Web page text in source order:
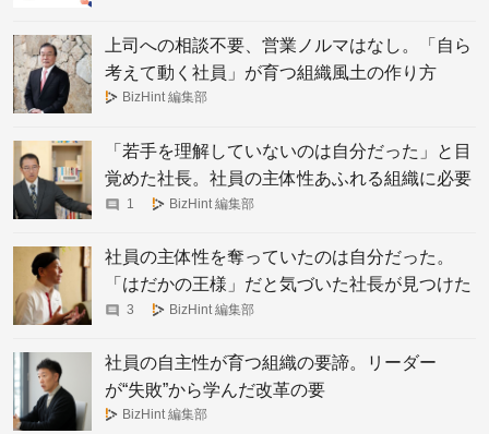
上司への相談不要、営業ノルマはなし。「自ら
考えて動く社員」が育つ組織風土の作り方
BizHint 編集部
「若手を理解していないのは自分だった」と目
覚めた社長。社員の主体性あふれる組織に必要
なリーダーの絶対条件
1 BizHint 編集部
社員の主体性を奪っていたのは自分だった。
「はだかの王様」だと気づいた社長が見つけた
会社作りの本質
3 BizHint 編集部
社員の自主性が育つ組織の要諦。リーダー
が“失敗”から学んだ改革の要
BizHint 編集部